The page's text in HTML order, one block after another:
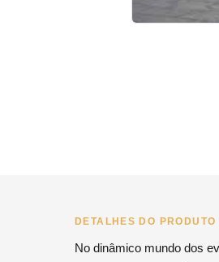
DETALHES DO PRODUTO
No dinâmico mundo dos